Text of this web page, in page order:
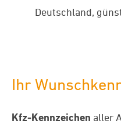
Deutschland,
Ihr
Kfz-Kennzeichen aller